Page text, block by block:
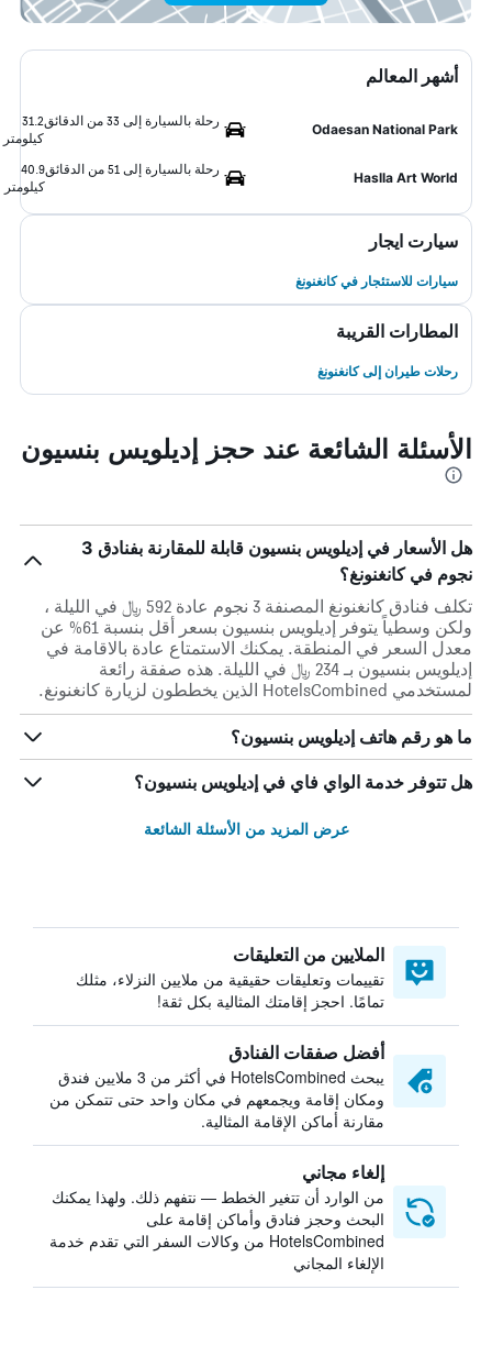
أشهر المعالم
Odaesan National Park
رحلة بالسيارة إلى 33 من الدقائق
31.2
كيلومتر
Haslla Art World
رحلة بالسيارة إلى 51 من الدقائق
40.9
كيلومتر
سيارت ايجار
سيارات للاستئجار في كانغنونغ
المطارات القريبة
رحلات طيران إلى كانغنونغ
الأسئلة الشائعة عند حجز إديلويس بنسيون
هل الأسعار في إديلويس بنسيون قابلة للمقارنة بفنادق 3
نجوم في كانغنونغ؟
تكلف فنادق كانغنونغ المصنفة 3 نجوم عادة 592 ﷼ في الليلة ،
ولكن وسطياً يتوفر إديلويس بنسيون بسعر أقل بنسبة 61% عن
معدل السعر في المنطقة. يمكنك الاستمتاع عادة بالاقامة في
إديلويس بنسيون بـ 234 ﷼ في الليلة. هذه صفقة رائعة
لمستخدمي HotelsCombined الذين يخططون لزيارة كانغنونغ.
ما هو رقم هاتف إديلويس بنسيون؟
هل تتوفر خدمة الواي فاي في إديلويس بنسيون؟
عرض المزيد من الأسئلة الشائعة
الملايين من التعليقات
تقييمات وتعليقات حقيقية من ملايين النزلاء، مثلك
تمامًا. احجز إقامتك المثالية بكل ثقة!
أفضل صفقات الفنادق
يبحث HotelsCombined في أكثر من 3 ملايين فندق
ومكان إقامة ويجمعهم في مكان واحد حتى تتمكن من
مقارنة أماكن الإقامة المثالية.
إلغاء مجاني
من الوارد أن تتغير الخطط — نتفهم ذلك. ولهذا يمكنك
البحث وحجز فنادق وأماكن إقامة على
HotelsCombined من وكالات السفر التي تقدم خدمة
الإلغاء المجاني